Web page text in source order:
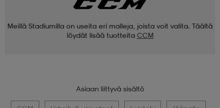
Meillä Stadiumilla on useita eri malleja, joista voit valita. Täältä
löydät lisää tuotteita CCM
Asiaan liittyvä sisältö